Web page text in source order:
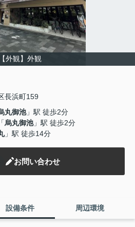
【外観】外観
長浜町159
丸御池」駅 徒歩2分
「烏丸御池」駅 徒歩2分
」駅 徒歩14分
お問い合わせ
設備条件 周辺環境